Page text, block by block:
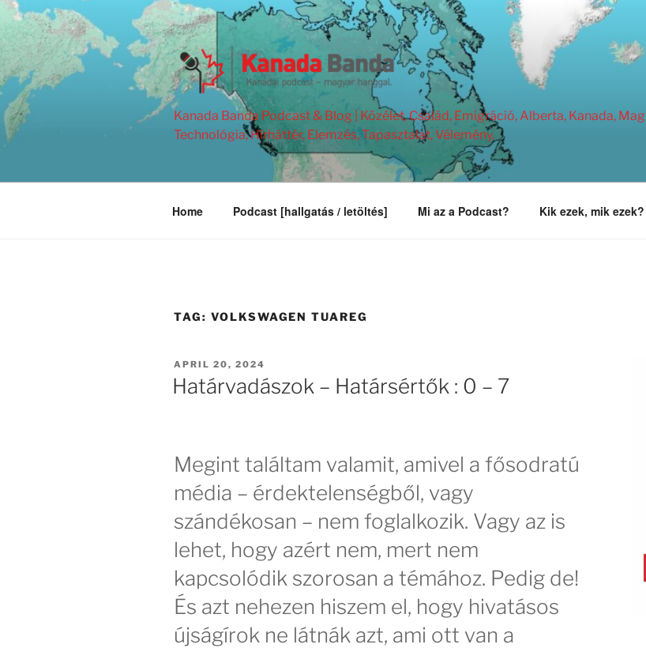
Skip
to
content
Kanada Banda Podcast & Blog | Közélet, Család, Emigráció, Alberta, Kanada,
Technológia, Hírháttér, Elemzés, Tapasztalat, Vélemény.
Home Podcast [hallgatás / letöltés] Mi az a Podcast? Kik ezek, mik ezek?
TAG: VOLKSWAGEN TUAREG
POSTED
ON
APRIL 20, 2024
Határvadászok – Határsértők : 0 – 7
Megint találtam valamit, amivel a fősodratú
média – érdektelenségből, vagy
szándékosan – nem foglalkozik. Vagy az is
lehet, hogy azért nem, mert nem
kapcsolódik szorosan a témához. Pedig de!
És azt nehezen hiszem el, hogy hivatásos
újságírok ne látnák azt, ami ott van a